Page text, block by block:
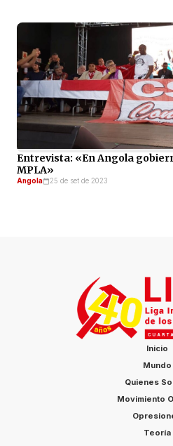
Entrevista: «En Angola
MPLA»
Angola 25 de set de 2023
Inicio
Mundo
Quienes
Movimiento
Teoría